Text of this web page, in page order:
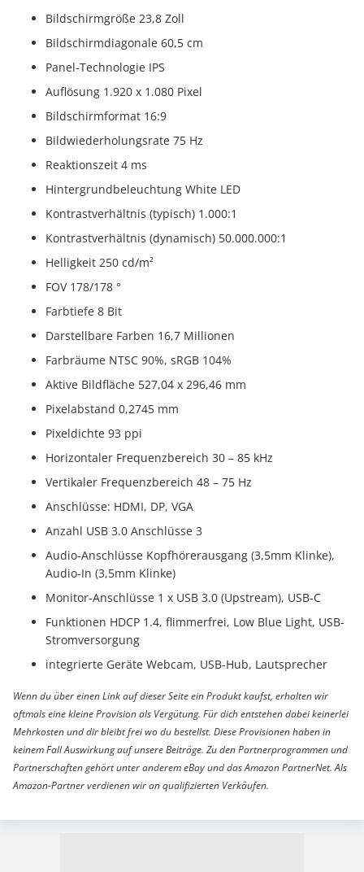
Bildschirmgröße 23,8 Zoll
Bildschirmdiagonale 60,5 cm
Panel-Technologie IPS
Auflösung 1.920 x 1.080 Pixel
Bildschirmformat 16:9
Bildwiederholungsrate 75 Hz
Reaktionszeit 4 ms
Hintergrundbeleuchtung White LED
Kontrastverhältnis (typisch) 1.000:1
Kontrastverhältnis (dynamisch) 50.000.000:1
Helligkeit 250 cd/m²
FOV 178/178 °
Farbtiefe 8 Bit
Darstellbare Farben 16,7 Millionen
Farbräume NTSC 90%, sRGB 104%
Aktive Bildfläche 527,04 x 296,46 mm
Pixelabstand 0,2745 mm
Pixeldichte 93 ppi
Horizontaler Frequenzbereich 30 – 85 kHz
Vertikaler Frequenzbereich 48 – 75 Hz
Anschlüsse: HDMI, DP, VGA
Anzahl USB 3.0 Anschlüsse 3
Audio-Anschlüsse Kopfhörerausgang (3,5mm Klinke),
Audio-In (3,5mm Klinke)
Monitor-Anschlüsse 1 x USB 3.0 (Upstream), USB-C
Funktionen HDCP 1.4, flimmerfrei, Low Blue Light, USB-
Stromversorgung
integrierte Geräte Webcam, USB-Hub, Lautsprecher
Wenn du über einen Link auf dieser Seite ein Produkt kaufst, erhalten wir
oftmals eine kleine Provision als Vergütung. Für dich entstehen dabei keinerlei
Mehrkosten und dir bleibt frei wo du bestellst. Diese Provisionen haben in
keinem Fall Auswirkung auf unsere Beiträge. Zu den Partnerprogrammen und
Partnerschaften gehört unter anderem eBay und das Amazon PartnerNet. Als
Amazon-Partner verdienen wir an qualifizierten Verkäufen.